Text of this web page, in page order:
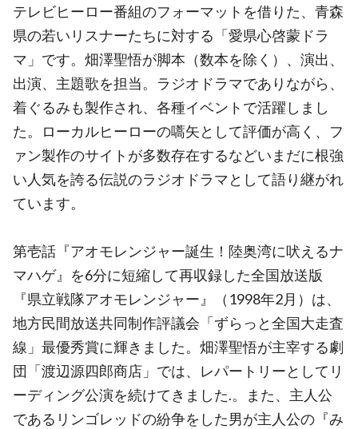
テレビヒーロー番組のフォーマットを借りた、青森
県の若いリスナーたちに対する「愛県心啓蒙ドラ
マ」です。畑澤聖悟が脚本（数本を除く）、演出、
出演、主題歌を担当。ラジオドラマでありながら、
着ぐるみも製作され、各種イベントで活躍しまし
た。ローカルヒーローの嚆矢として評価が高く、フ
ァン製作のサイトが多数存在するなどいまだに根強
い人気を誇る伝説のラジオドラマとして語り継がれ
ています。
第壱話『アオモレンジャー誕生！陸奥湾に吠えるナ
マハゲ』を6分に短縮して再収録した全国放送版
『県立戦隊アオモレンジャー』（1998年2月）は、
地方民間放送共同制作評議会「ずらっと全国大走査
線」最優秀賞に輝きました。畑澤聖悟が主宰する劇
団「渡辺源四郎商店」では、レパートリーとしてリ
ーディング公演を続けてきました.。また、主人公
であるリンゴレッドの紛争をした男が主人公の『み